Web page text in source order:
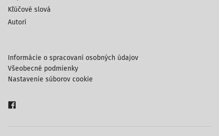
Kľúčové slová
Autori
Informácie o spracovaní osobných údajov
Všeobecné podmienky
Nastavenie súborov cookie